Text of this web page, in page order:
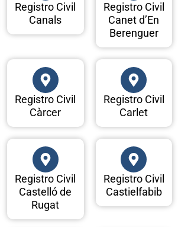
Registro Civil
Canals
Registro Civil
Canet d’En
Berenguer
Registro Civil
Càrcer
Registro Civil
Carlet
Registro Civil
Castelló de
Rugat
Registro Civil
Castielfabib